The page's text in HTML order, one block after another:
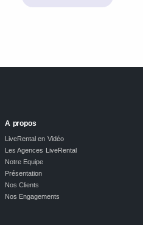
A propos
LiveRental en Vidéo
Les Agences LiveRental
Notre Equipe
Présentation
Nos Clients
Nos Engagements